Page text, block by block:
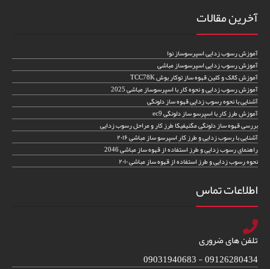
آخرین مقالات
آموزش رسوب زدایی اسپرسوساز نوا
آموزش رسوب زدایی اسپرسوساز مباشی
آموزش کالک و کلین قهوه ساز توکار بوش TCC78K
آموزش رسوب زدایی و نحوه کار با اسپرسوساز مباشی 2025
آشنایی با نحوه رسوب زدایی قهوه ساز دلونگی
آموزش طرز کار با اسپرسو ساز دلونگی ec9
بررسی قهوه ساز دلونگی مگنیفیکا طرز کار و مراحل رسوب زدایی
آشنایی با رسوب زدایی و طرز کار اسپرسو ساز مباشی ۲۰۱۶
راهنمای رسوب زدایی و طرز استفاده از قهوه ساز مباشی 2046
نحوه رسوب زدایی و طرز استفاده از قهوه ساز مباشی ۲۰۱۰
اطلاعات تماس
تلفن های ضروری
09126280434 - 09031940683